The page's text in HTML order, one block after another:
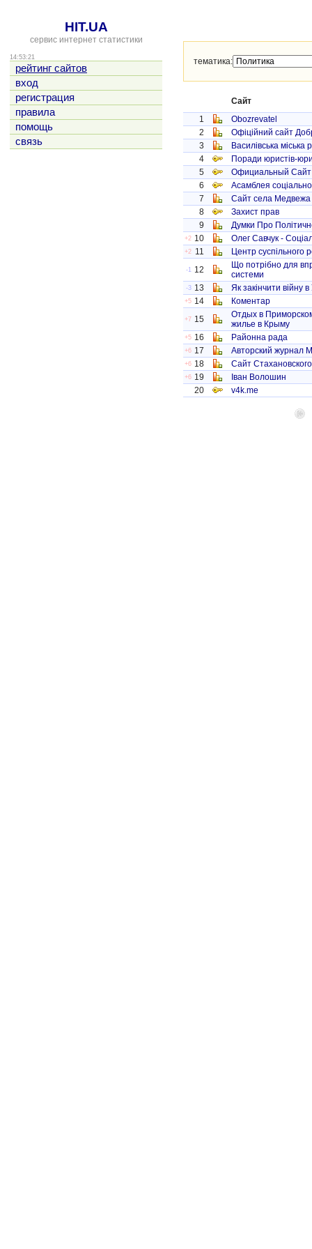
HIT.UA
сервис интернет статистики
14:53:21
рейтинг сайтов
вход
регистрация
правила
помощь
связь
тематика:
Сайт
1
Obozrevatel
2
Офіційний сайт
3
Василівська міська
4
Поради юристів-
5
Официальный Сайт
6
Асамблея
7
Сайт села Медвежа
8
Захист прав
9
Думки Про
+2 10 Олег Савчук -
+2 11 Центр суспільного
-1 12
Що потрібно для
системи
-3 13 Як закінчити війну в
+5 14 Коментар
+7 15
Отдых в
жилье в Крыму
+5 16 Районна рада
+6 17 Авторский журнал
+6 18 Сайт
+6 19
Іван Волошин
20
v4k.me